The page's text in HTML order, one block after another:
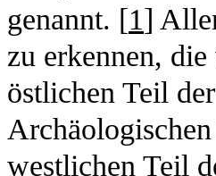
genannt. [1]
zu erkennen,
östlichen Teil
westlichen Teil